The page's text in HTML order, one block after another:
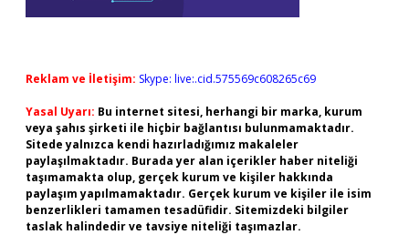
Reklam ve İletişim: Skype: live:.cid.575569c608265c69
Yasal Uyarı: Bu internet sitesi, herhangi bir marka, kurum
veya şahıs şirketi ile hiçbir bağlantısı bulunmamaktadır.
Sitede yalnızca kendi hazırladığımız makaleler
paylaşılmaktadır. Burada yer alan içerikler haber niteliği
taşımamakta olup, gerçek kurum ve kişiler hakkında
paylaşım yapılmamaktadır. Gerçek kurum ve kişiler ile isim
benzerlikleri tamamen tesadüfidir. Sitemizdeki bilgiler
taslak halindedir ve tavsiye niteliği taşımazlar.